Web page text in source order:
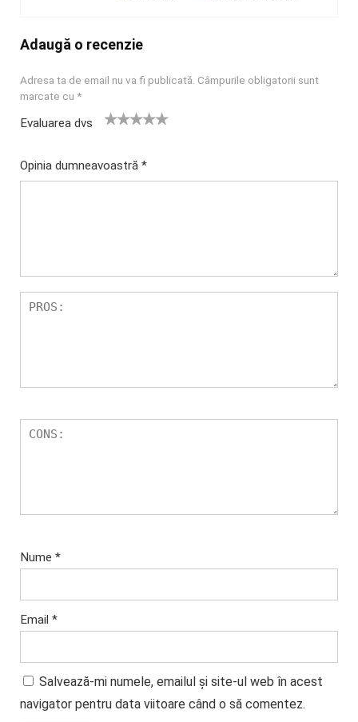
Adaugă o recenzie
Adresa ta de email nu va fi publicată. Câmpurile obligatorii sunt
marcate cu *
Evaluarea dvs
di
e
5
stele
stele
stele
Opinia dumneavoastră *
Nume *
Email *
Salvează-mi numele, emailul și site-ul web în acest
navigator pentru data viitoare când o să comentez.